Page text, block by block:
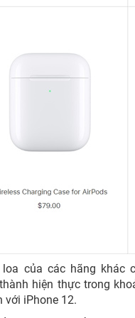
của các hãng khác
hiện thực trong
với iPhone 12.